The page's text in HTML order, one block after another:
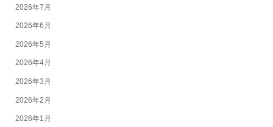
2026年7月
2026年6月
2026年5月
2026年4月
2026年3月
2026年2月
2026年1月